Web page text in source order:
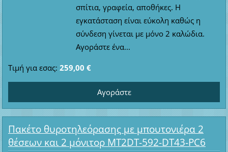
σπίτια, γραφεία, αποθήκες. Η
εγκατάσταση είναι εύκολη καθώς η
σύνδεση γίνεται με μόνο 2 καλώδια.
Αγοράστε ένα...
Τιμή για εσας: 259,00 €
Πακέτο θυροτηλεόρασης με μπουτονιέρα 2
θέσεων και 2 μόνιτορ MT2DT-592-DT43-PC6